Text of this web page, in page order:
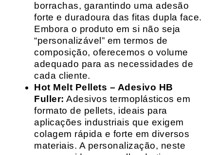
borrachas, garantindo uma adesão
forte e duradoura das fitas dupla face.
Embora o produto em si não seja
“personalizável” em termos de
composição, oferecemos o volume
adequado para as necessidades de
cada cliente.
Hot Melt Pellets – Adesivo HB
Fuller: Adesivos termoplásticos em
formato de pellets, ideais para
aplicações industriais que exigem
colagem rápida e forte em diversos
materiais. A personalização, neste